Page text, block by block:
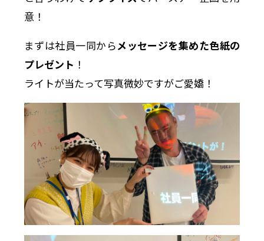
意！
まずは社員一同からメッセージを集めた色紙の
プレゼント ！
ライトが当たって写真微妙ですがご愛嬌！